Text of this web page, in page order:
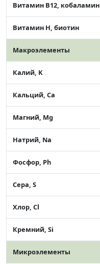
Витамин В12, кобаламин
Витамин Н, биотин
Макроэлементы
Калий, K
Кальций, Ca
Магний, Mg
Натрий, Na
Фосфор, Ph
Сера, S
Хлор, Cl
Кремний, Si
Микроэлементы